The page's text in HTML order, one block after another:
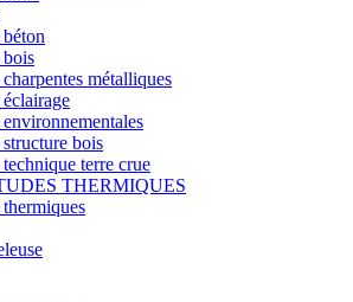
bois
métalliques
bois
terre crue
THERMIQUES